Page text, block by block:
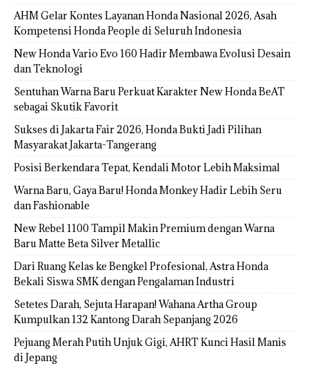
AHM Gelar Kontes Layanan Honda Nasional 2026, Asah
Kompetensi Honda People di Seluruh Indonesia
New Honda Vario Evo 160 Hadir Membawa Evolusi Desain
dan Teknologi
Sentuhan Warna Baru Perkuat Karakter New Honda BeAT
sebagai Skutik Favorit
Sukses di Jakarta Fair 2026, Honda Bukti Jadi Pilihan
Masyarakat Jakarta-Tangerang
Posisi Berkendara Tepat, Kendali Motor Lebih Maksimal
Warna Baru, Gaya Baru! Honda Monkey Hadir Lebih Seru
dan Fashionable
New Rebel 1100 Tampil Makin Premium dengan Warna
Baru Matte Beta Silver Metallic
Dari Ruang Kelas ke Bengkel Profesional, Astra Honda
Bekali Siswa SMK dengan Pengalaman Industri
Setetes Darah, Sejuta Harapan! Wahana Artha Group
Kumpulkan 132 Kantong Darah Sepanjang 2026
Pejuang Merah Putih Unjuk Gigi, AHRT Kunci Hasil Manis
di Jepang